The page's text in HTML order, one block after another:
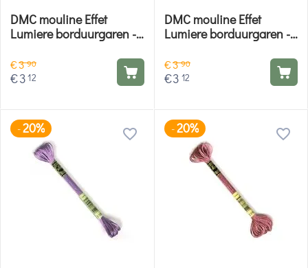
DMC mouline Effet
Lumiere borduurgaren -
€390
€312
DMC mouline Effet
Lumiere borduurgaren -
€390
€3 12
-20% -20%